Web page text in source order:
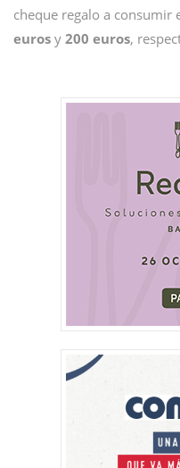
cheque regalo a consumir
euros y 200 euros,